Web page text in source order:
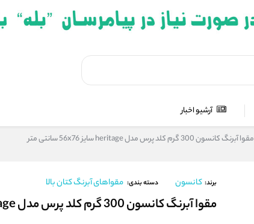
آرشیو اخبار
مقوا آبرنگ کانسون 300 گرم کلد پرس مدل heritage سایز 56x76 سانتی متر
برند: کانسون دسته بندی: مقواهای آبرنگ کتان بالا
مقوا آبرنگ کانسون 300 گرم کلد پرس مدل heritage سایز 56x76 سانتی متر